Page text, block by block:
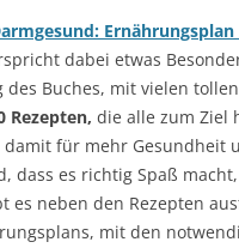
dabei etwas
des Buches, mit vielen
Rezepten, die alle zum Ziel
damit für mehr Gesundheit
dass es richtig Spaß
es neben den Rezepten
mit den